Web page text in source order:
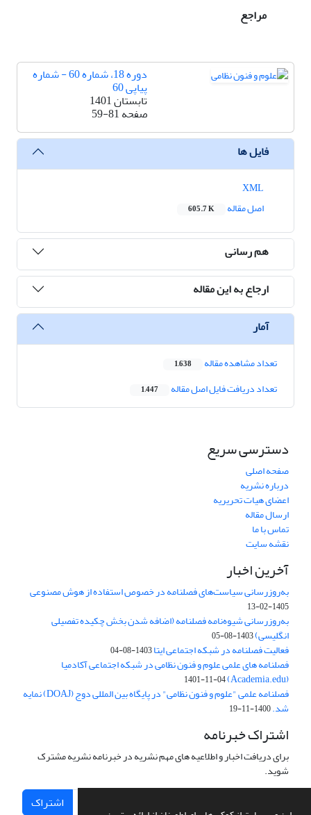
مراجع
دوره 18، شماره 60 - شماره
پیاپی 60
تابستان 1401
صفحه59-81
فایل ها
اصل مقاله
605.7 K
هم رسانی
ارجاع به این مقاله
آمار
تعداد مشاهده مقاله 1,638
تعداد دریافت فایل اصل مقاله 1,447
دسترسی سریع
صفحه اصلی
درباره نشریه
اعضای هیات تحریریه
ارسال مقاله
تماس با ما
نقشه سایت
آخرین اخبار
به‌روزرسانی سیاست‌های فصلنامه در خصوص استفاده از هوش مصنوعی
1405-02-13
به‌روزرسانی شیوه‌نامه فصلنامه (اضافه شدن بخش چکیده تفصیلی
انگلیسی)1403-08-05
فعالیت فصلنامه در شبکه اجتماعی ایتا1403-08-04
فصلنامه های علمی علوم و فنون نظامی در شبکه اجتماعی آکادمیا
(Academia.edu)
1401-11-04
فصلنامه علمی "علوم و فنون نظامی" در پایگاه بین المللی دوج (DOAJ) نمایه
شد.1400-11-19
اشتراک خبرنامه
برای دریافت اخبار و اطلاعیه های مهم نشریه در خبرنامه نشریه مشترک
شوید.
اشتراک